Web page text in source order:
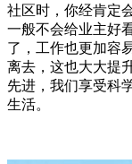
社区时，你经肯定
一般不会给业主好
了，工作也更加容
离去，这也大大提
先进，我们享受科
生活。